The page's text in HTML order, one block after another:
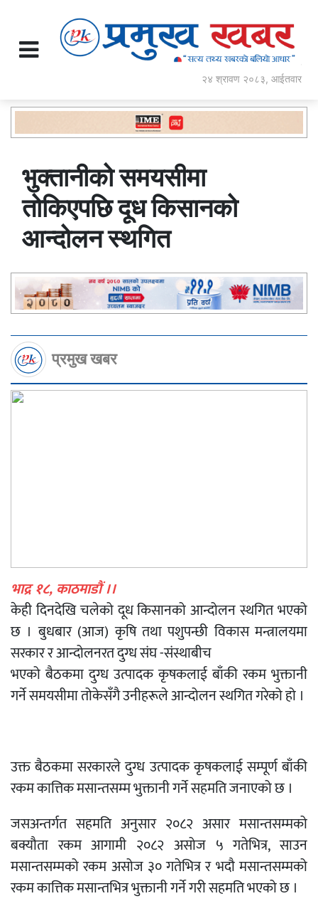
२४ श्रावण २०८३, आईतवार
भुक्तानीको समयसीमा
तोकिएपछि दूध किसानको
आन्दोलन स्थगित
प्रमुख खबर
भाद्र १८, काठमाडौं ।।
केही दिनदेखि चलेको दूध किसानको आन्दोलन स्थगित भएको
छ । बुधबार (आज) कृषि तथा पशुपन्छी विकास मन्त्रालयमा
सरकार र आन्दोलनरत दुग्ध संघ -संस्थाबीच
भएको बैठकमा दुग्ध उत्पादक कृषकलाई बाँकी रकम भुक्तानी
गर्ने समयसीमा तोकेसँगै उनीहरूले आन्दोलन स्थगित गरेको हो ।
उक्त बैठकमा सरकारले दुग्ध उत्पादक कृषकलाई सम्पूर्ण बाँकी
रकम कात्तिक मसान्तसम्म भुक्तानी गर्ने सहमति जनाएको छ ।
जसअन्तर्गत सहमति अनुसार २०८२ असार मसान्तसम्मको
बक्यौता रकम आगामी २०८२ असोज ५ गतेभित्र, साउन
मसान्तसम्मको रकम असोज ३० गतेभित्र र भदौ मसान्तसम्मको
रकम कात्तिक मसान्तभित्र भुक्तानी गर्ने गरी सहमति भएको छ ।